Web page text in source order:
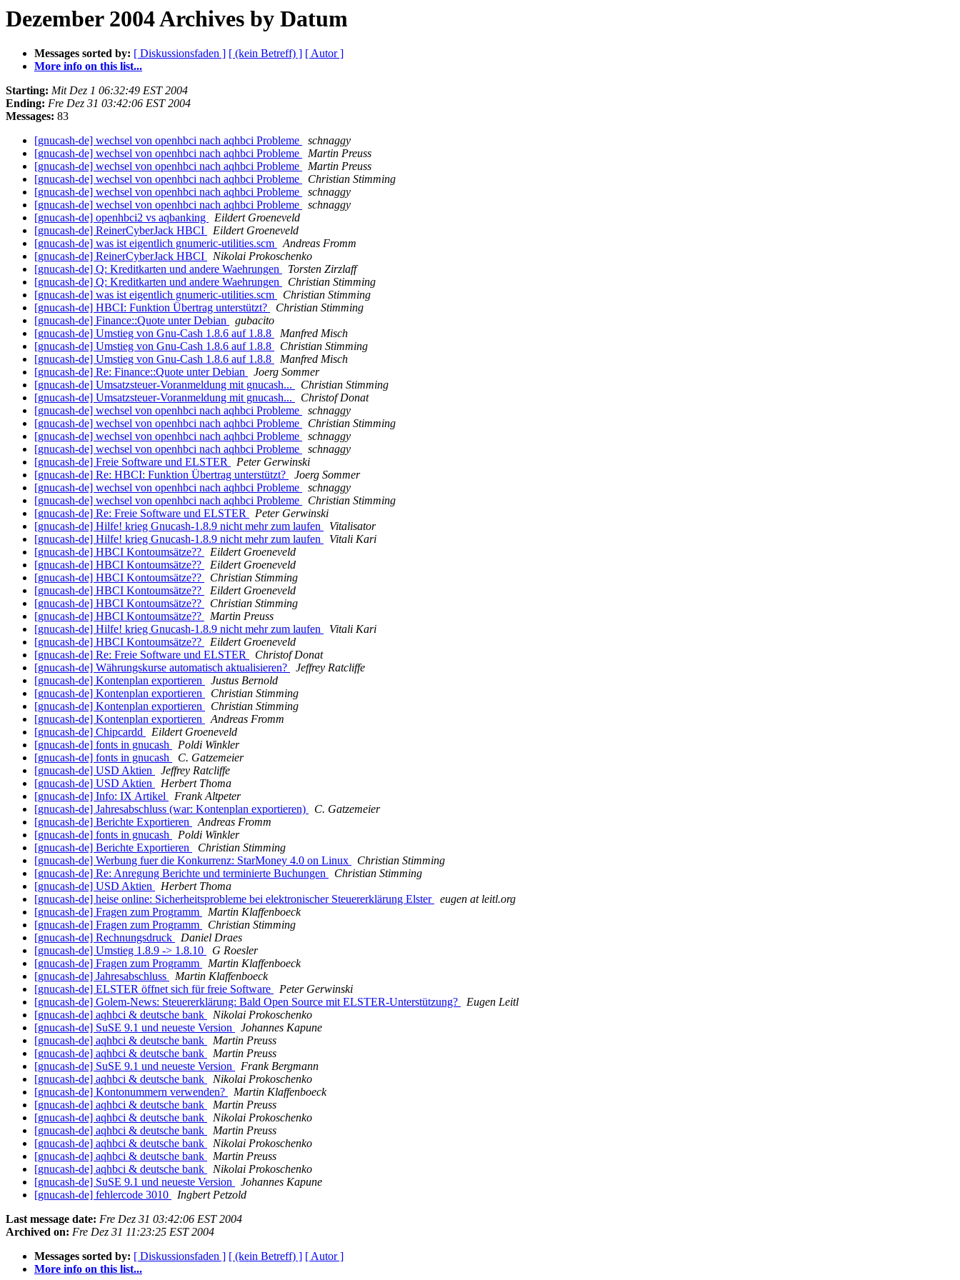
Dezember 2004 Archives by Datum
Messages sorted by: [ Diskussionsfaden ] [ (kein Betreff) ] [ Autor ]
More info on this list...
Starting: Mit Dez 1 06:32:49 EST 2004
Ending: Fre Dez 31 03:42:06 EST 2004
Messages: 83
[gnucash-de] wechsel von openhbci nach aqhbci Probleme
schnaggy
[gnucash-de] wechsel von openhbci nach aqhbci Probleme
Martin Preuss
[gnucash-de] wechsel von openhbci nach aqhbci Probleme
Martin Preuss
[gnucash-de] wechsel von openhbci nach aqhbci Probleme
Christian Stimming
[gnucash-de] wechsel von openhbci nach aqhbci Probleme
schnaggy
[gnucash-de] wechsel von openhbci nach aqhbci Probleme
schnaggy
[gnucash-de] openhbci2 vs aqbanking
Eildert Groeneveld
[gnucash-de] ReinerCyberJack HBCI
Eildert Groeneveld
[gnucash-de] was ist eigentlich gnumeric-utilities.scm
Andreas Fromm
[gnucash-de] ReinerCyberJack HBCI
Nikolai Prokoschenko
[gnucash-de] Q: Kreditkarten und andere Waehrungen
Torsten Zirzlaff
[gnucash-de] Q: Kreditkarten und andere Waehrungen
Christian Stimming
[gnucash-de] was ist eigentlich gnumeric-utilities.scm
Christian Stimming
[gnucash-de] HBCI: Funktion Übertrag unterstützt?
Christian Stimming
[gnucash-de] Finance::Quote unter Debian
gubacito
[gnucash-de] Umstieg von Gnu-Cash 1.8.6 auf 1.8.8
Manfred Misch
[gnucash-de] Umstieg von Gnu-Cash 1.8.6 auf 1.8.8
Christian Stimming
[gnucash-de] Umstieg von Gnu-Cash 1.8.6 auf 1.8.8
Manfred Misch
[gnucash-de] Re: Finance::Quote unter Debian
Joerg Sommer
[gnucash-de] Umsatzsteuer-Voranmeldung mit gnucash...
Christian Stimming
[gnucash-de] Umsatzsteuer-Voranmeldung mit gnucash...
Christof Donat
[gnucash-de] wechsel von openhbci nach aqhbci Probleme
schnaggy
[gnucash-de] wechsel von openhbci nach aqhbci Probleme
Christian Stimming
[gnucash-de] wechsel von openhbci nach aqhbci Probleme
schnaggy
[gnucash-de] wechsel von openhbci nach aqhbci Probleme
schnaggy
[gnucash-de] Freie Software und ELSTER
Peter Gerwinski
[gnucash-de] Re: HBCI: Funktion Übertrag unterstützt?
Joerg Sommer
[gnucash-de] wechsel von openhbci nach aqhbci Probleme
schnaggy
[gnucash-de] wechsel von openhbci nach aqhbci Probleme
Christian Stimming
[gnucash-de] Re: Freie Software und ELSTER
Peter Gerwinski
[gnucash-de] Hilfe! krieg Gnucash-1.8.9 nicht mehr zum laufen
Vitalisator
[gnucash-de] Hilfe! krieg Gnucash-1.8.9 nicht mehr zum laufen
Vitali Kari
[gnucash-de] HBCI Kontoumsätze??
Eildert Groeneveld
[gnucash-de] HBCI Kontoumsätze??
Eildert Groeneveld
[gnucash-de] HBCI Kontoumsätze??
Christian Stimming
[gnucash-de] HBCI Kontoumsätze??
Eildert Groeneveld
[gnucash-de] HBCI Kontoumsätze??
Christian Stimming
[gnucash-de] HBCI Kontoumsätze??
Martin Preuss
[gnucash-de] Hilfe! krieg Gnucash-1.8.9 nicht mehr zum laufen
Vitali Kari
[gnucash-de] HBCI Kontoumsätze??
Eildert Groeneveld
[gnucash-de] Re: Freie Software und ELSTER
Christof Donat
[gnucash-de] Währungskurse automatisch aktualisieren?
Jeffrey Ratcliffe
[gnucash-de] Kontenplan exportieren
Justus Bernold
[gnucash-de] Kontenplan exportieren
Christian Stimming
[gnucash-de] Kontenplan exportieren
Christian Stimming
[gnucash-de] Kontenplan exportieren
Andreas Fromm
[gnucash-de] Chipcardd
Eildert Groeneveld
[gnucash-de] fonts in gnucash
Poldi Winkler
[gnucash-de] fonts in gnucash
C. Gatzemeier
[gnucash-de] USD Aktien
Jeffrey Ratcliffe
[gnucash-de] USD Aktien
Herbert Thoma
[gnucash-de] Info: IX Artikel
Frank Altpeter
[gnucash-de] Jahresabschluss (war: Kontenplan exportieren)
C. Gatzemeier
[gnucash-de] Berichte Exportieren
Andreas Fromm
[gnucash-de] fonts in gnucash
Poldi Winkler
[gnucash-de] Berichte Exportieren
Christian Stimming
[gnucash-de] Werbung fuer die Konkurrenz: StarMoney 4.0 on Linux
Christian Stimming
[gnucash-de] Re: Anregung Berichte und terminierte Buchungen
Christian Stimming
[gnucash-de] USD Aktien
Herbert Thoma
[gnucash-de] heise online: Sicherheitsprobleme bei elektronischer Steuererklärung Elster
eugen at leitl.org
[gnucash-de] Fragen zum Programm
Martin Klaffenboeck
[gnucash-de] Fragen zum Programm
Christian Stimming
[gnucash-de] Rechnungsdruck
Daniel Draes
[gnucash-de] Umstieg 1.8.9 -> 1.8.10
G Roesler
[gnucash-de] Fragen zum Programm
Martin Klaffenboeck
[gnucash-de] Jahresabschluss
Martin Klaffenboeck
[gnucash-de] ELSTER öffnet sich für freie Software
Peter Gerwinski
[gnucash-de] Golem-News: Steuererklärung: Bald Open Source mit ELSTER-Unterstützung?
Eugen Leitl
[gnucash-de] aqhbci & deutsche bank
Nikolai Prokoschenko
[gnucash-de] SuSE 9.1 und neueste Version
Johannes Kapune
[gnucash-de] aqhbci & deutsche bank
Martin Preuss
[gnucash-de] aqhbci & deutsche bank
Martin Preuss
[gnucash-de] SuSE 9.1 und neueste Version
Frank Bergmann
[gnucash-de] aqhbci & deutsche bank
Nikolai Prokoschenko
[gnucash-de] Kontonummern verwenden?
Martin Klaffenboeck
[gnucash-de] aqhbci & deutsche bank
Martin Preuss
[gnucash-de] aqhbci & deutsche bank
Nikolai Prokoschenko
[gnucash-de] aqhbci & deutsche bank
Martin Preuss
[gnucash-de] aqhbci & deutsche bank
Nikolai Prokoschenko
[gnucash-de] aqhbci & deutsche bank
Martin Preuss
[gnucash-de] aqhbci & deutsche bank
Nikolai Prokoschenko
[gnucash-de] SuSE 9.1 und neueste Version
Johannes Kapune
[gnucash-de] fehlercode 3010
Ingbert Petzold
Last message date: Fre Dez 31 03:42:06 EST 2004
Archived on: Fre Dez 31 11:23:25 EST 2004
Messages sorted by: [ Diskussionsfaden ] [ (kein Betreff) ] [ Autor ]
More info on this list...